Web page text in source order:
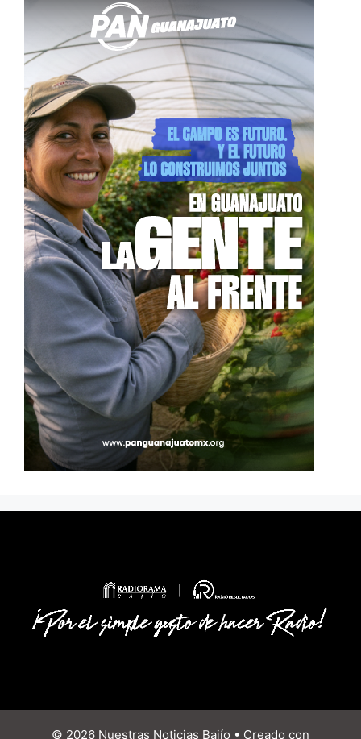
© 2026 Nuestras Noticias Bajío • Creado con